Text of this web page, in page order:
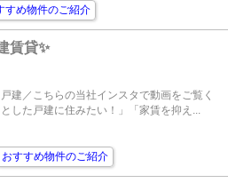
すめ物件のご紹介
賃貸✨
建／こちらの当社インスタで動画をご覧く
した戸建に住みたい！」「家賃を抑え...
おすすめ物件のご紹介